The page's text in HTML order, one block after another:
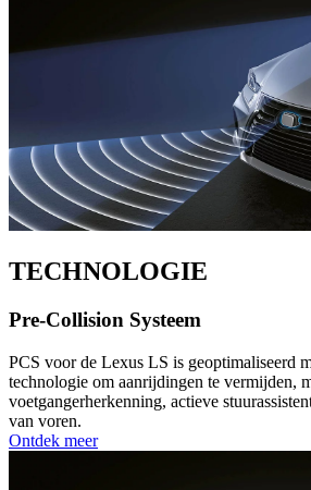
TECHNOLOGIE
Pre-Collision Systeem
PCS voor de Lexus LS is geoptimaliseerd
technologie om aanrijdingen te vermijden,
voetgangerherkenning, actieve
van voren.
Ontdek meer